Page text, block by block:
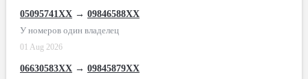
05095741XX → 09846588XX
У номеров один владелец
01 Aug 2026
06630583XX → 09845879XX